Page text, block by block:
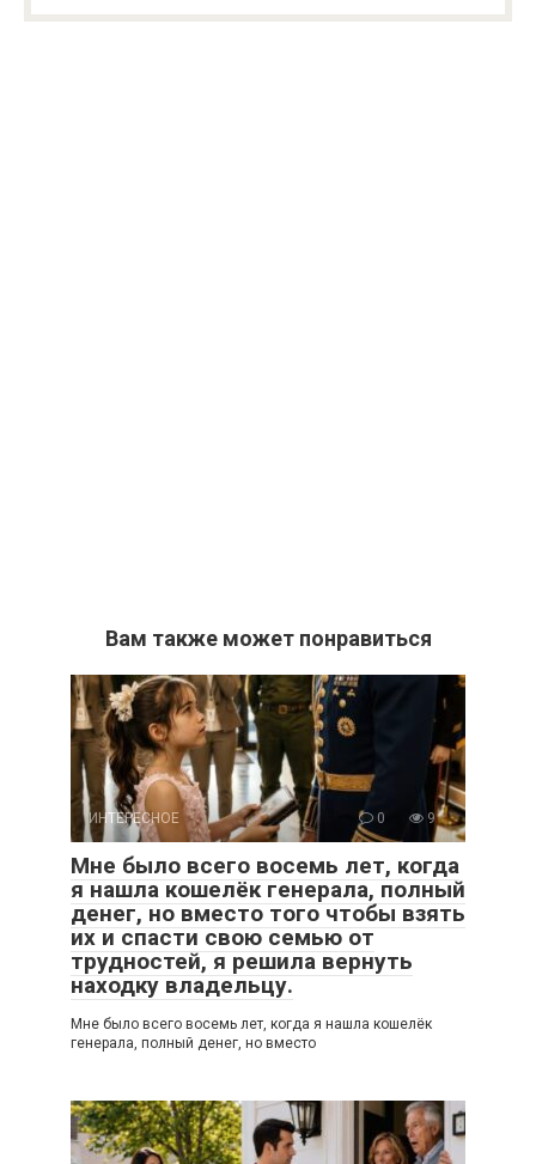
Вам также может понравиться
ИНТЕРЕСНОЕ 0 9
Мне было всего восемь лет, когда
я нашла кошелёк генерала, полный
денег, но вместо того чтобы взять
их и спасти свою семью от
трудностей, я решила вернуть
находку владельцу.
Мне было всего восемь лет, когда я нашла кошелёк
генерала, полный денег, но вместо